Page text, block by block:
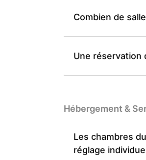
Combien de
Une réservation
Hébergement &
Les chambres
réglage